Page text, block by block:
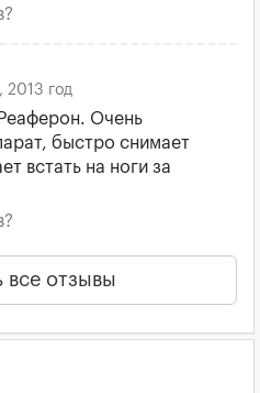
2013 год
Очень
быстро снимает
встать на ноги за
все отзывы